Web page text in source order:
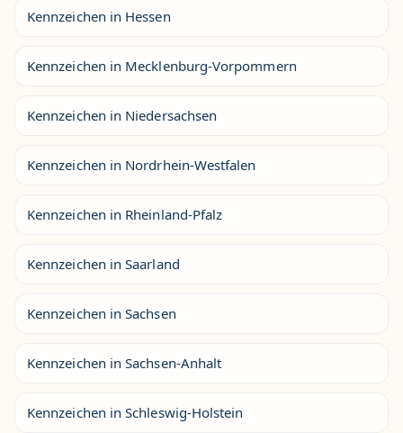
Kennzeichen in Hessen
Kennzeichen in Mecklenburg-Vorpommern
Kennzeichen in Niedersachsen
Kennzeichen in Nordrhein-Westfalen
Kennzeichen in Rheinland-Pfalz
Kennzeichen in Saarland
Kennzeichen in Sachsen
Kennzeichen in Sachsen-Anhalt
Kennzeichen in Schleswig-Holstein